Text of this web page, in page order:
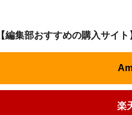
【編集部おすすめの購入サイト
楽